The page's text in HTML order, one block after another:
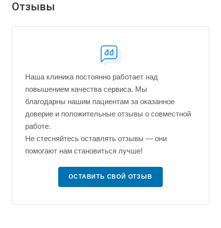
Отзывы
Наша клиника постоянно работает над
повышением качества сервиса. Мы
благодарны нашим пациентам за оказанное
доверие и положительные отзывы о совместной
работе.
Не стесняйтесь оставлять отзывы — они
помогают нам становиться лучше!
ОСТАВИТЬ СВОЙ ОТЗЫВ